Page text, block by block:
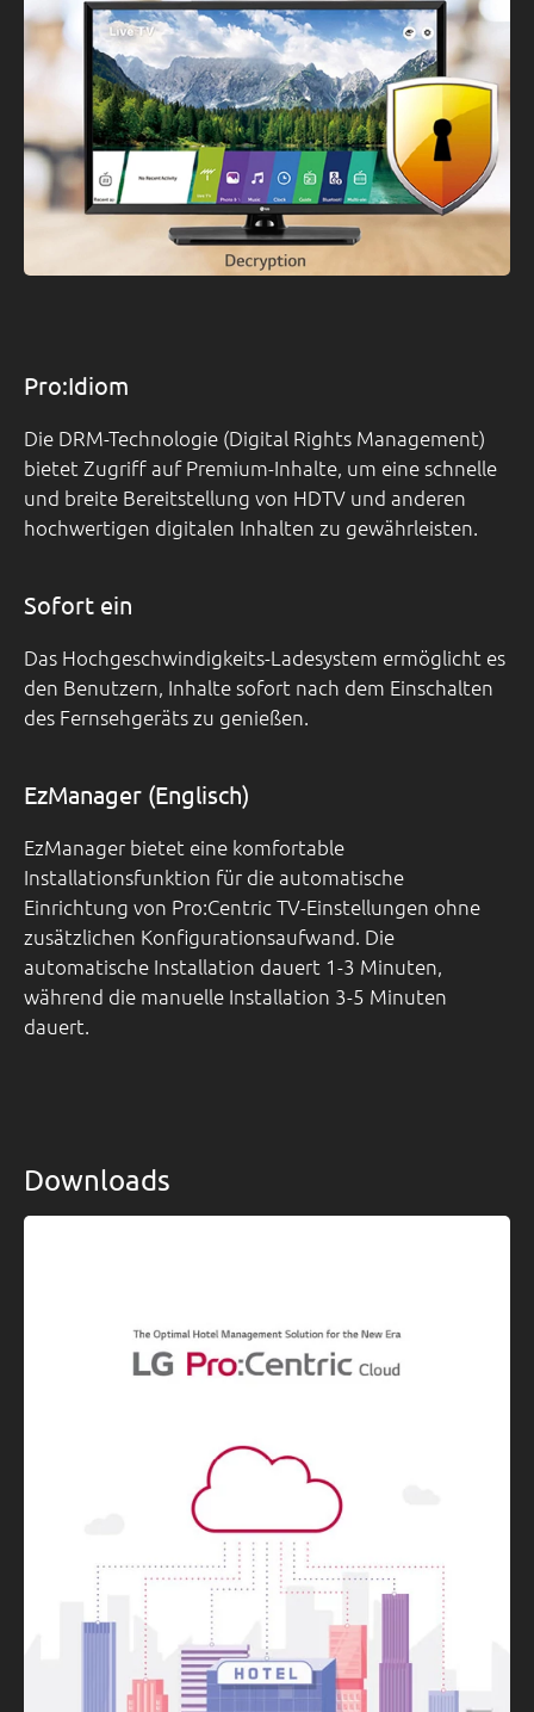
Pro:Idiom
Die DRM-Technologie (Digital Rights Management)
bietet Zugriff auf Premium-Inhalte, um eine schnelle
und breite Bereitstellung von HDTV und anderen
hochwertigen digitalen Inhalten zu gewährleisten.
Sofort ein
Das Hochgeschwindigkeits-Ladesystem ermöglicht es
den Benutzern, Inhalte sofort nach dem Einschalten
des Fernsehgeräts zu genießen.
EzManager (Englisch)
EzManager bietet eine komfortable
Installationsfunktion für die automatische
Einrichtung von Pro:Centric TV-Einstellungen ohne
zusätzlichen Konfigurationsaufwand. Die
automatische Installation dauert 1-3 Minuten,
während die manuelle Installation 3-5 Minuten
dauert.
Downloads